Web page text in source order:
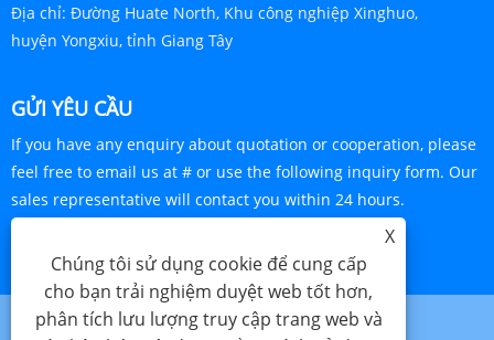
Địa chỉ: Đường Huate North, Khu công nghiệp Xinghuo,
huyện Yongxiu, tỉnh Giang Tây
GỬI YÊU CẦU
If you have any enquiry about quotation or cooperation, please
feel free to email us at # or use the following inquiry form. Our
sales representative will contact you within 24 hours.
X
Chúng tôi sử dụng cookie để cung cấp
cho bạn trải nghiệm duyệt web tốt hơn,
phân tích lưu lượng truy cập trang web và